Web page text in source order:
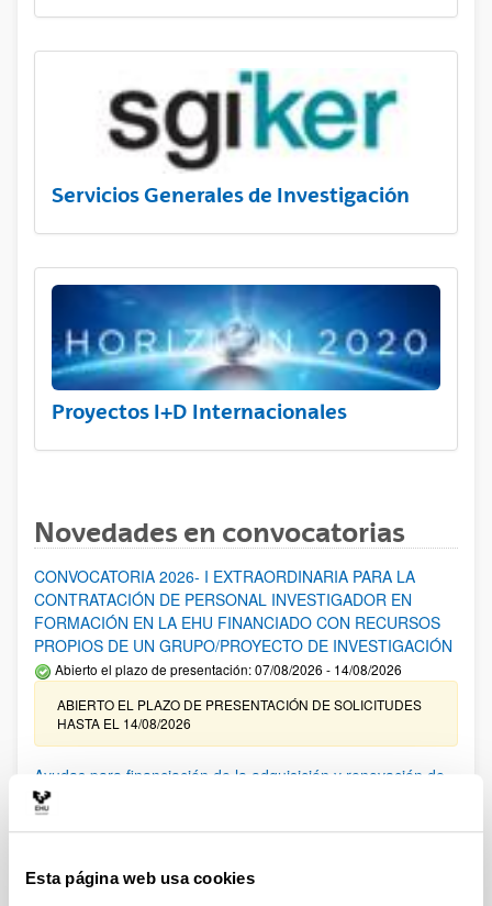
Esta página web usa cookies
Servicios Generales de Investigación
Proyectos I+D Internacionales
Novedades en convocatorias
CONVOCATORIA 2026- I EXTRAORDINARIA PARA LA
CONTRATACIÓN DE PERSONAL INVESTIGADOR EN
FORMACIÓN EN LA EHU FINANCIADO CON RECURSOS
PROPIOS DE UN GRUPO/PROYECTO DE INVESTIGACIÓN
Abierto el plazo de presentación: 07/08/2026 - 14/08/2026
ABIERTO EL PLAZO DE PRESENTACIÓN DE SOLICITUDES
HASTA EL 14/08/2026
Ayudas para financiación de la adquisición y renovación de
infraestructura científica y fondos bibliográficos en la
UPV/EHU 2026
25/03/2026: Corrección de errores del listado provisional de